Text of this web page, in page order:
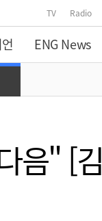
TV Radio
ENG News
음" [